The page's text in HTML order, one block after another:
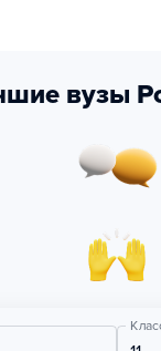
вузы